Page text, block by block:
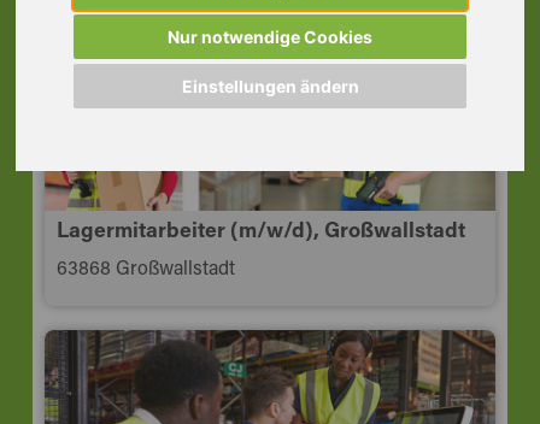
Nur notwendige Cookies
Einstellungen ändern
Lagermitarbeiter (m/w/d), Großwallstadt
63868 Großwallstadt